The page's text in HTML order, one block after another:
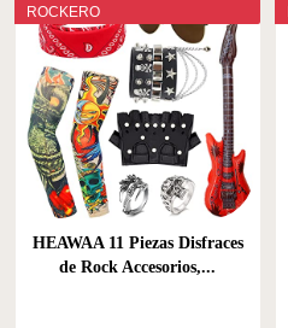
ROCKERO
HEAWAA 11 Piezas Disfraces
de Rock Accesorios,...